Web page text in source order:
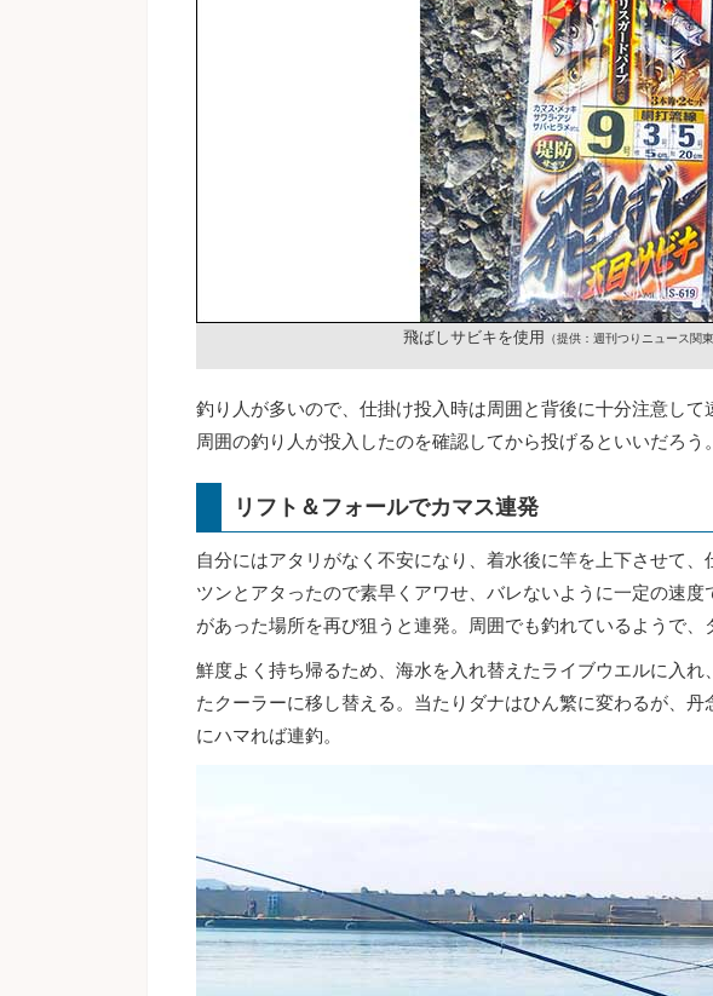
飛ばしサビキを使用 （提供：週刊つりニュース関
釣り人が多いので、仕掛け投入時は周囲と背後に十分注意して
周囲の釣り人が投入したのを確認してから投げるといいだろう。
リフト＆フォールでカマス連発
自分にはアタリがなく不安になり、着水後に竿を上下させて
ツンとアタったので素早くアワせ、バレないように一定の速
があった場所を再び狙うと連発。周囲でも釣れているようで、
鮮度よく持ち帰るため、海水を入れ替えたライブウエルに入
たクーラーに移し替える。当たりダナはひん繁に変わるが、
にハマれば連釣。